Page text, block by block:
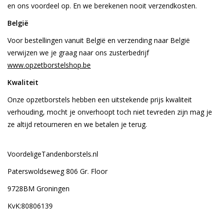
en ons voordeel op. En we berekenen nooit verzendkosten.
België
Voor bestellingen vanuit België en verzending naar België
verwijzen we je graag naar ons zusterbedrijf
www.opzetborstelshop.be
Kwaliteit
Onze opzetborstels hebben een uitstekende prijs kwaliteit
verhouding, mocht je onverhoopt toch niet tevreden zijn mag je
ze altijd retourneren en we betalen je terug.
VoordeligeTandenborstels.nl
Paterswoldseweg 806 Gr. Floor
9728BM Groningen
KvK:80806139